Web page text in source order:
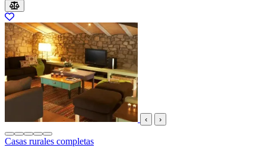
‹ ›
Casas rurales completas